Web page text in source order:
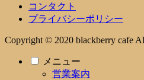
コンタクト
プライバシーポリシー
Copyright © 2020 blackberry cafe
メニュー
営業案内